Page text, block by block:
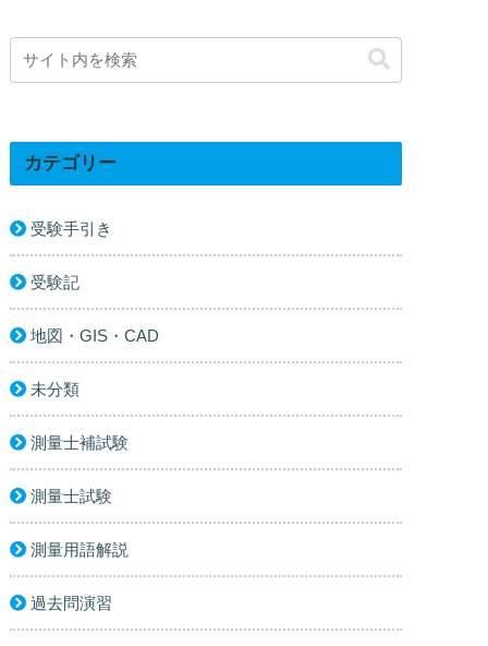
カテゴリー
受験手引き
受験記
地図・GIS・CAD
未分類
測量士補試験
測量士試験
測量用語解説
過去問演習